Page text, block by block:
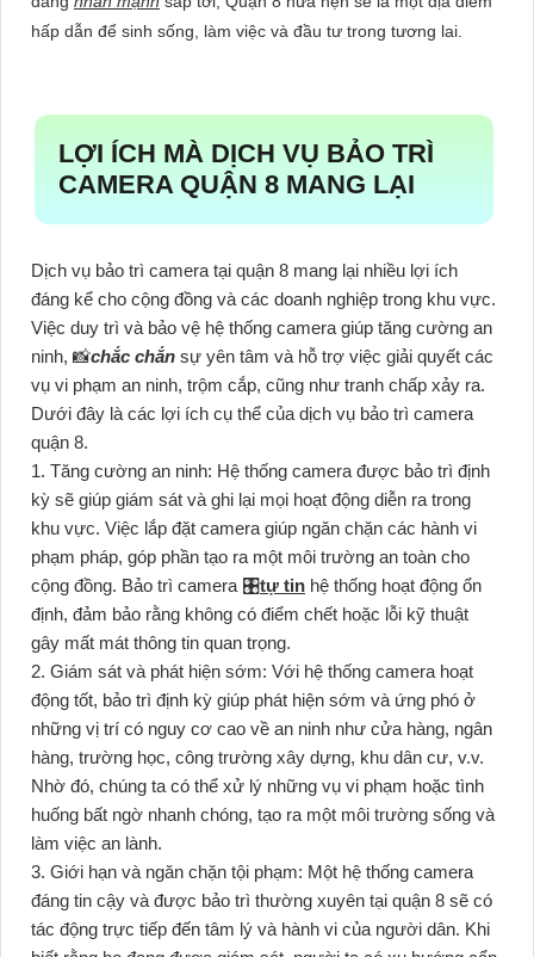
hấp dẫn để sinh sống, làm việc và đầu tư trong tương lai.
LỢI ÍCH MÀ DỊCH VỤ BẢO TRÌ
CAMERA QUẬN 8 MANG LẠI
Dịch vụ bảo trì camera tại quận 8 mang lại nhiều lợi ích
đáng kể cho cộng đồng và các doanh nghiệp trong khu vực.
Việc duy trì và bảo vệ hệ thống camera giúp tăng cường an
ninh, 📸chắc chắn sự yên tâm và hỗ trợ việc giải quyết các
vụ vi phạm an ninh, trộm cắp, cũng như tranh chấp xảy ra.
Dưới đây là các lợi ích cụ thể của dịch vụ bảo trì camera
quận 8.
1. Tăng cường an ninh: Hệ thống camera được bảo trì định
kỳ sẽ giúp giám sát và ghi lại mọi hoạt động diễn ra trong
khu vực. Việc lắp đặt camera giúp ngăn chặn các hành vi
phạm pháp, góp phần tạo ra một môi trường an toàn cho
cộng đồng. Bảo trì camera 🎛tự tin hệ thống hoạt động ổn
định, đảm bảo rằng không có điểm chết hoặc lỗi kỹ thuật
gây mất mát thông tin quan trọng.
2. Giám sát và phát hiện sớm: Với hệ thống camera hoạt
động tốt, bảo trì định kỳ giúp phát hiện sớm và ứng phó ở
những vị trí có nguy cơ cao về an ninh như cửa hàng, ngân
hàng, trường học, công trường xây dựng, khu dân cư, v.v.
Nhờ đó, chúng ta có thể xử lý những vụ vi phạm hoặc tình
huống bất ngờ nhanh chóng, tạo ra một môi trường sống và
làm việc an lành.
3. Giới hạn và ngăn chặn tội phạm: Một hệ thống camera
đáng tin cậy và được bảo trì thường xuyên tại quận 8 sẽ có
tác động trực tiếp đến tâm lý và hành vi của người dân. Khi